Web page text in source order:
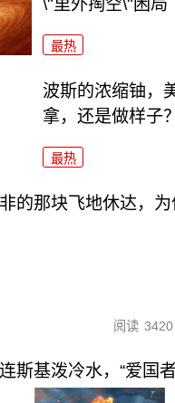
\"里外掏空\"困局
最热
波斯的浓缩铀，
拿，还是做样子？
最热
的那块飞地休达，
阅读 3420
斯基泼冷水，“爱国